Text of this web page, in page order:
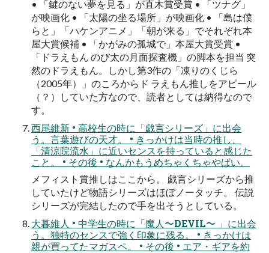
• 「鍵のない夢を⾒る」が直⽊賞受賞 • 「ツナグ」
が映画化 • 「太陽の坐る場所」が映画化 • 「島は僕
らと」「ハケンアニメ」「朝が来る」でそれぞれ本
屋⼤賞候補 • 「かがみの孤城で」本屋⼤賞受賞 •
「ドラえもん のび太の⽉⾯探査機」の脚本を担当 突
然のドラえもん。しかし第3作の「凍りのくじら
（2005年）」のころからド ラえもん推しをアピール
（？）していた⽅なので、読者としては納得なので
す。
⻄尾維新 • ⾼校⽣の時に「戯⾔シリーズ」に出会
う。⾔葉遊びの天才。 • きっかけは当時の推し、
「清涼院流⽔」に近いセンスを持っていると感じた
こと。 • その後 • なんかもうめちゃくちゃやばい。
メフィスト賞推しはここから。 戯⾔シリーズから推
していたけど物語シリーズはほぼノータッチ。 伝説
シリーズが完結したので⼿を出そうとしている。
⼤暮維⼈ • 中学⽣の時に「魔⼈〜DEVIL〜 」に出会
う。独特のセンスで強く印象に残る。 • きっかけは
親が買ってたマガスペ。 • その後 • エア・ギアを約